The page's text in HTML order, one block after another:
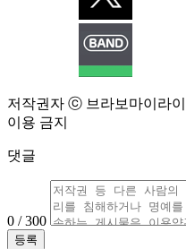
저작권자 ⓒ 브라보마이라
이용 금지
댓글
0 / 300